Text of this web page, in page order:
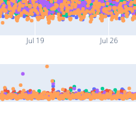
Jul 19 Jul 26